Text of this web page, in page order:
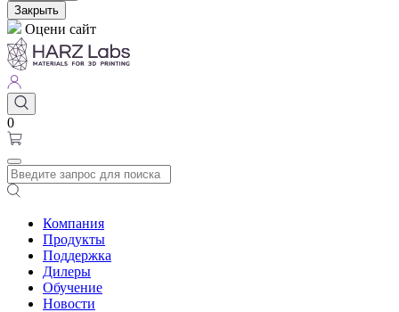
Закрыть
Оцени сайт
0
Компания
Продукты
Поддержка
Дилеры
Обучение
Новости